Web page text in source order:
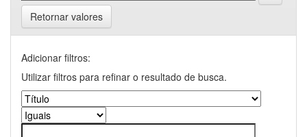
Retornar valores
Adicionar filtros:
Utilizar filtros para refinar o resultado de busca.